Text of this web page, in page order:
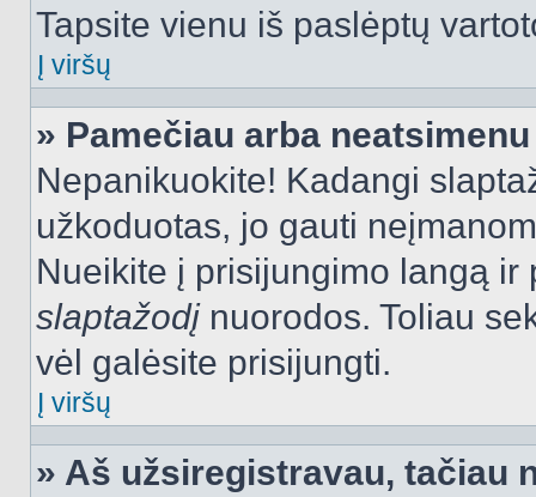
Tapsite vienu iš paslėptų
Į viršų
» Pamečiau arba
Nepanikuokite! Kadangi
užkoduotas, jo gauti
Nueikite į prisijungimo langą
slaptažodįnuorodos. Toliau
vėl galėsite prisijungti.
Į viršų
» Aš užsiregistravau, tačiau